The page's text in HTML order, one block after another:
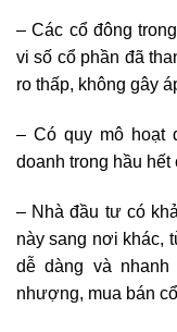
– Các cổ đông
vi số cổ phần đã
ro thấp, không gây
– Có quy mô hoạt
doanh trong hầu
– Nhà đầu tư có
này sang nơi khác,
dễ dàng và nhanh
nhượng, mua bán